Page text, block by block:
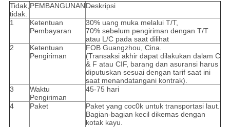
Tidak,
tidak.
PEMBANGUNANDeskripsi
1
Ketentuan
Pembayaran
30% uang muka melalui T/T,
70% sebelum pengiriman dengan T/T
atau L/C pada saat dilihat
2
Ketentuan
Pengiriman
FOB Guangzhou, Cina.
(Transaksi akhir dapat dilakukan dalam C
& F atau CIF, barang dan asuransi harus
diputuskan sesuai dengan tarif saat ini
saat menandatangani kontrak).
3
Waktu
Pengiriman
45-75 hari
4 Paket
Paket yang coc0k untuk transportasi laut.
Bagian-bagian kecil dikemas dengan
kotak kayu.